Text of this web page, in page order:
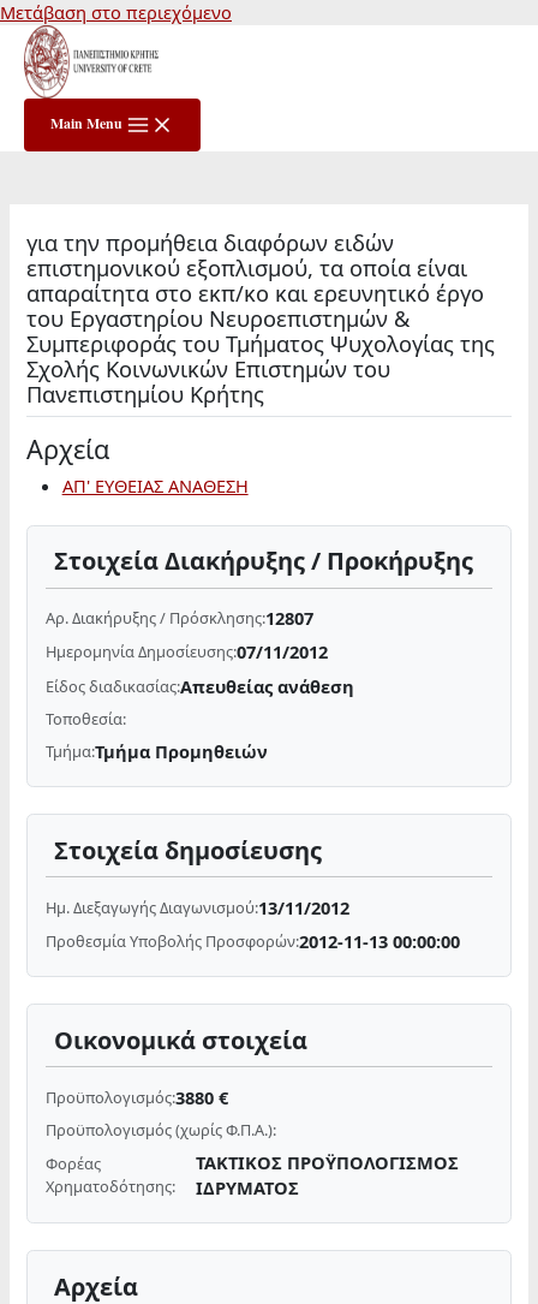
Μετάβαση στο περιεχόμενο
Main Menu
για την προμήθεια διαφόρων ειδών
επιστημονικού εξοπλισμού, τα οποία είναι
απαραίτητα στο εκπ/κο και ερευνητικό έργο
του Εργαστηρίου Νευροεπιστημών &
Συμπεριφοράς του Τμήματος Ψυχολογίας της
Σχολής Κοινωνικών Επιστημών του
Πανεπιστημίου Κρήτης
Αρχεία
ΑΠ' ΕΥΘΕΙΑΣ ΑΝΑΘΕΣΗ
Στοιχεία Διακήρυξης / Προκήρυξης
Αρ. Διακήρυξης / Πρόσκλησης:12807
Ημερομηνία Δημοσίευσης:07/11/2012
Είδος διαδικασίας:Απευθείας ανάθεση
Τοποθεσία:
Τμήμα:Τμήμα Προμηθειών
Στοιχεία δημοσίευσης
Ημ. Διεξαγωγής Διαγωνισμού:13/11/2012
Προθεσμία Υποβολής Προσφορών:2012-11-13 00:00:00
Οικονομικά στοιχεία
Προϋπολογισμός:3880 €
Προϋπολογισμός (χωρίς Φ.Π.Α.):
Φορέας
Χρηματοδότησης:
ΤΑΚΤΙΚΟΣ ΠΡΟΫΠΟΛΟΓΙΣΜΟΣ
ΙΔΡΥΜΑΤΟΣ
Αρχεία